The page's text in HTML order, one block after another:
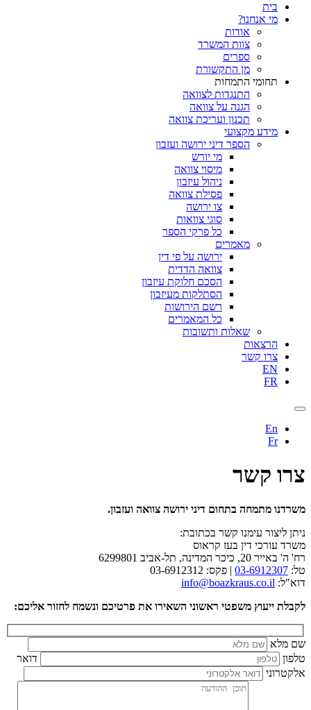
בית
מי אנחנו?
אודות
צוות המשרד
ספרים
מן התקשורת
תחומי התמחות
התנגדות לצוואה
הגנה על צוואה
תכנון ועריכת צוואה
מידע מקצועי
הספר דיני ירושה ועזבון
מי יורש
מיסוי צוואה
ניהול עיזבון
פסילת צוואה
צו ירושה
סוגי צוואות
כל פרקי הספר
מאמרים
ירושה על פי דין
צוואה הדדית
הסכם חלוקת עיזבון
הסתלקות מעיזבון
רשם הירושות
כל המאמרים
שאלות ותשובות
הרצאות
צרו קשר
EN
FR
En
Fr
צרו קשר
משרדנו מתמחה בתחום דיני ירושה צוואה ועזבון.
ניתן ליצור עימנו קשר בכתובת:
משרד עורכי דין בעז קראוס
רח' ה' באייר 20, כיכר המדינה, תל-אביב 6299801
טל: 03-6912307 | פקס: 03-6912312
דוא"ל: info@boazkraus.co.il
לקבלת ייעוץ משפטי ראשוני השאירו את פרטיכם ונשמח לחזור אליכם:
שם מלא
טלפון
דואר
אלקטרוני